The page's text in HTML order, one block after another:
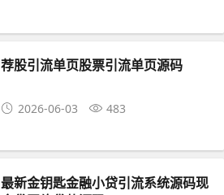
荐股引流单页股票引流单页源码
2026-06-03 483
最新金钥匙金融小贷引流系统源码现